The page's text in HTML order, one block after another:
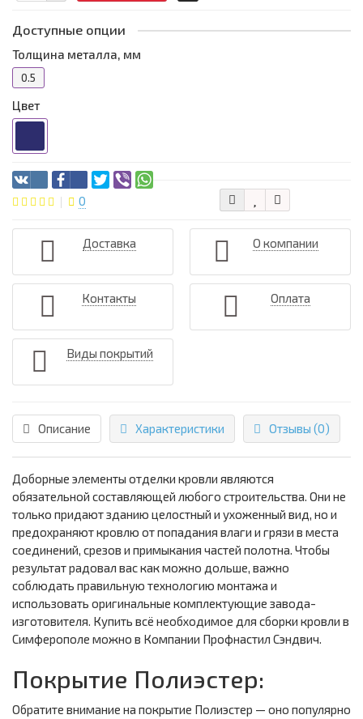
Доступные опции
Толщина металла, мм
0.5
Цвет
0
Доставка О компании
Контакты Оплата
Виды покрытий
Описание Характеристики Отзывы (0)
Доборные элементы отделки кровли являются
обязательной составляющей любого строительства. Они не
только придают зданию целостный и ухоженный вид, но и
предохраняют кровлю от попадания влаги и грязи в места
соединений, срезов и примыкания частей полотна. Чтобы
результат радовал вас как можно дольше, важно
соблюдать правильную технологию монтажа и
использовать оригинальные комплектующие завода-
изготовителя. Купить всё необходимое для сборки кровли в
Симферополе можно в Компании Профнастил Сэндвич.
Покрытие Полиэстер:
Обратите внимание на покрытие Полиэстер — оно популярно